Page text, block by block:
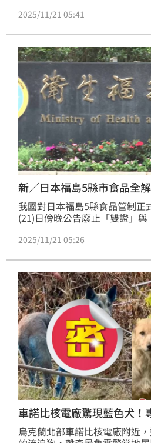
品項，由該國進行管制，我國食
制全解禁。（記者：簡浩正）
2025/11/21 05:41
新／日本福島5縣市食品全
我國對日本福島5縣食品管制正
(21)日傍晚公告廢止「雙證」
制，意即日本政府就其限制流通
抽樣檢驗輻射。（記者：簡浩
2025/11/21 05:26
車諾比核電廠驚現藍色犬！
烏克蘭北部車諾比核電廠附近